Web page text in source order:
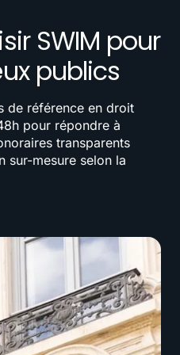
SWIM pour
publics
de référence en droit
pour répondre à
transparents
sur-mesure selon la